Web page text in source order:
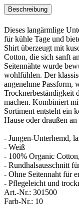
Beschreibung
Dieses langärmlige
für kühle Tage und
Shirt überzeugt mit
Cotton, die sich sanft
Seitennähte wurde
wohlfühlen. Der
angenehme Passform,
Trocknerbeständigkeit
machen. Kombiniert
Sortiment entsteht ein
Hause oder draußen
- Jungen-Unterhemd,
- Weiß
- 100% Organic
- Rundhalsausschnitt
- Ohne Seitennaht für
- Pflegeleicht und
Art.-Nr.: 301500
Farb-Nr.: 10